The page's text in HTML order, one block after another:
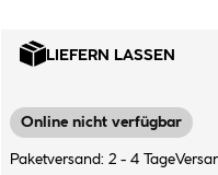
LIEFERN LASSEN
Online nicht verfügbar
Paketversand: 2 - 4 Tage